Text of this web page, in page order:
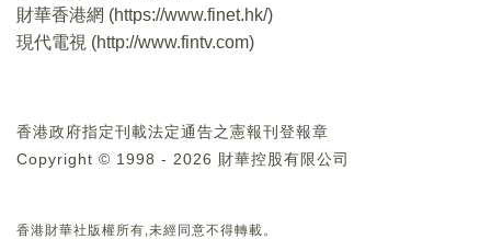
財華香港網 (https://www.finet.hk/)
現代電視 (http://www.fintv.com)
香港政府指定刊載法定通告之憲報刊登報章
Copyright © 1998 - 2026 財華控股有限公司
香港財華社版權所有,未經同意不得轉載。